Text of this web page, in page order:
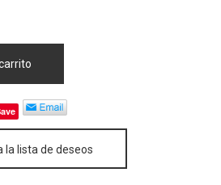
la lista de deseos